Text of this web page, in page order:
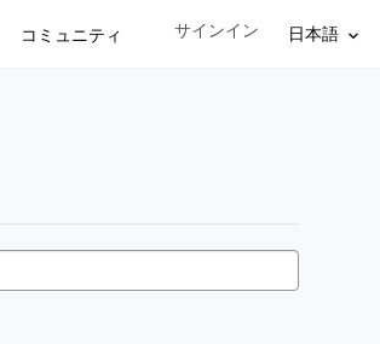
コミュニティ Sign in to your account
サインイン 日本語